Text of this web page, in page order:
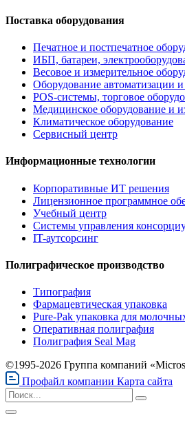
Поставка оборудования
Печатное и постпечатное
ИБП, батареи,
Весовое и измерительное
Оборудование автоматизации
POS-системы, торговое
Медицинское оборудование и
Климатическое оборудование
Сервисный центр
Информационные технологии
Корпоративные ИТ решения
Лицензионное программное
Учебный центр
Системы управления
IT-аутсорсинг
Полиграфическое производство
Типография
Фармацевтическая упаковка
Pure-Pak упаковка для
Оперативная полиграфия
Полиграфия Seal Mag
©1995-2026 Группа компаний
Профайл компании Карта сайта